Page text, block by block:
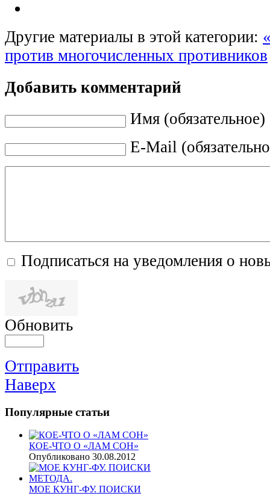
Другие материалы в этой категории:
против многочисленных противников
Добавить комментарий
Имя (обязательное)
E-Mail
Подписаться на уведомления о
Обновить
Отправить
Наверх
Популярные статьи
КОЕ-ЧТО О «ЛАМ СОН»
Опубликовано 30.08.2012
МОЕ КУНГ-ФУ. ПОИСКИ